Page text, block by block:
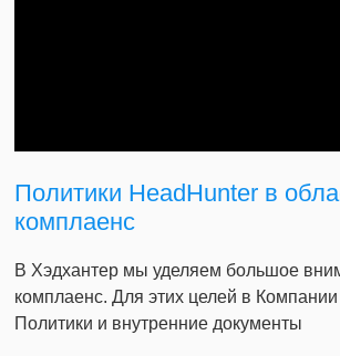
Политики HeadHunter в
комплаенс
В Хэдхантер мы уделяем большое
комплаенс. Для этих целей в
Политики и внутренние документы